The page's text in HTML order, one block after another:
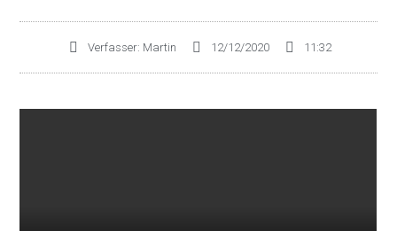
Verfasser: Martin 12/12/2020 11:32